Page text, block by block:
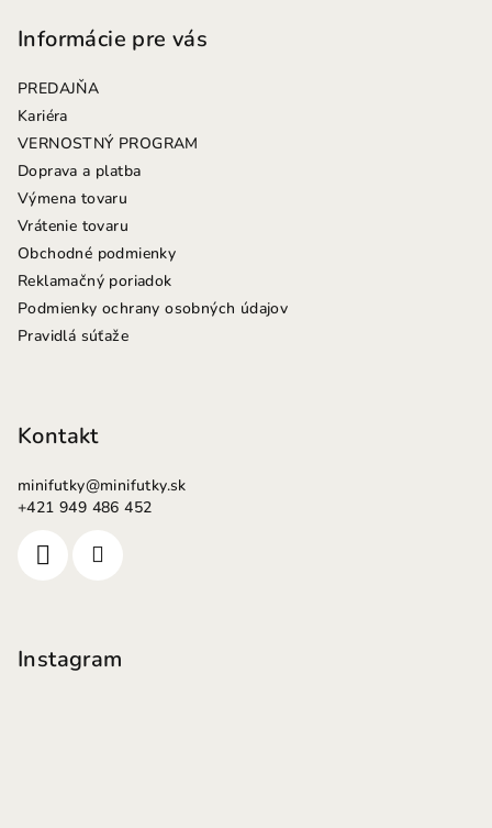
Informácie pre vás
PREDAJŇA
Kariéra
VERNOSTNÝ PROGRAM
Doprava a platba
Výmena tovaru
Vrátenie tovaru
Obchodné podmienky
Reklamačný poriadok
Podmienky ochrany osobných údajov
Pravidlá súťaže
Kontakt
minifutky@minifutky.sk
+421 949 486 452
Instagram